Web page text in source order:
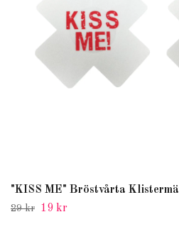
"KISS ME" Bröstvårta
29 kr 19 kr